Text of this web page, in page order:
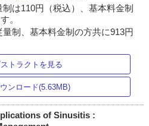
は110円（税込）、基本料金制
。
制、基本料金制の方共に913円
トラクトを見る
ンロード(5.63MB)
of Sinusitis :